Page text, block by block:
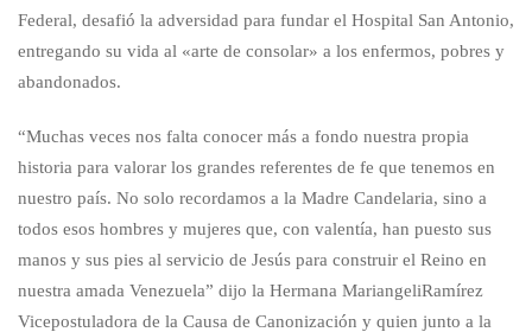
Federal, desafió la adversidad para fundar el Hospital San Antonio,
entregando su vida al «arte de consolar» a los enfermos, pobres y
abandonados.
“Muchas veces nos falta conocer más a fondo nuestra propia
historia para valorar los grandes referentes de fe que tenemos en
nuestro país. No solo recordamos a la Madre Candelaria, sino a
todos esos hombres y mujeres que, con valentía, han puesto sus
manos y sus pies al servicio de Jesús para construir el Reino en
nuestra amada Venezuela” dijo la Hermana MariangeliRamírez
Vicepostuladora de la Causa de Canonización y quien junto a la